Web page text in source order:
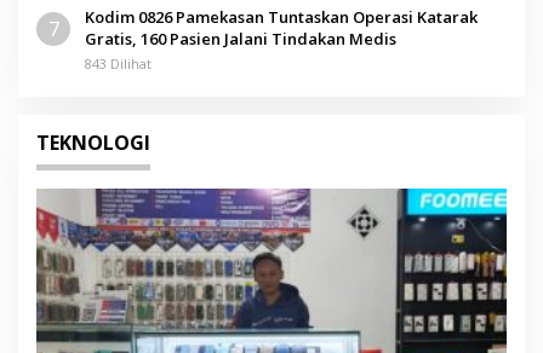
7
Kodim 0826 Pamekasan Tuntaskan Operasi Katarak
Gratis, 160 Pasien Jalani Tindakan Medis
843 Dilihat
TEKNOLOGI